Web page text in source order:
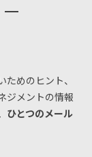
めのヒント、
ジメントの情報
ひとつのメール